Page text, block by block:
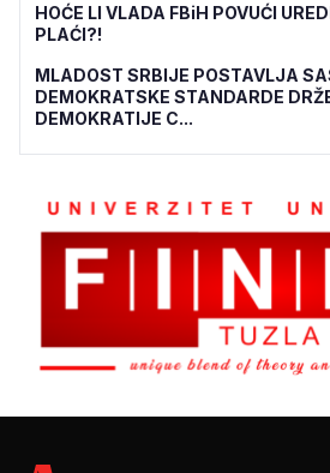
HOĆE LI VLADA FBiH POVUĆI
PLAĆI?!
MLADOST SRBIJE POSTAVLJA
DEMOKRATSKE STANDARDE
DEMOKRATIJE C...